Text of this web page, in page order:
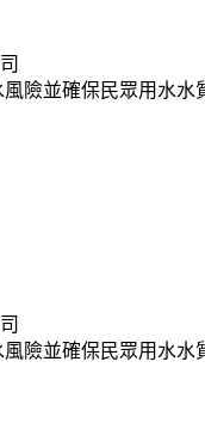
險並確保民眾用水
險並確保民眾用水